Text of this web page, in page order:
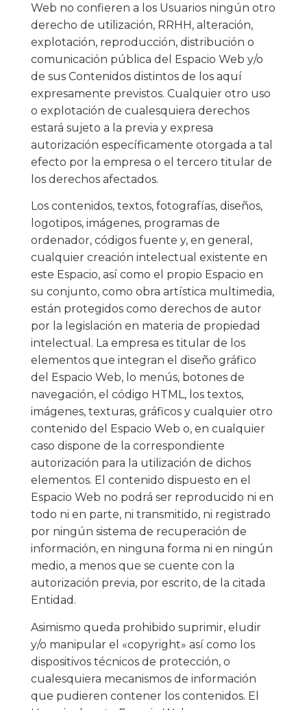
Web no confieren a los Usuarios ningún otro
derecho de utilización, RRHH, alteración,
explotación, reproducción, distribución o
comunicación pública del Espacio Web y/o
de sus Contenidos distintos de los aquí
expresamente previstos. Cualquier otro uso
o explotación de cualesquiera derechos
estará sujeto a la previa y expresa
autorización específicamente otorgada a tal
efecto por la empresa o el tercero titular de
los derechos afectados.
Los contenidos, textos, fotografías, diseños,
logotipos, imágenes, programas de
ordenador, códigos fuente y, en general,
cualquier creación intelectual existente en
este Espacio, así como el propio Espacio en
su conjunto, como obra artística multimedia,
están protegidos como derechos de autor
por la legislación en materia de propiedad
intelectual. La empresa es titular de los
elementos que integran el diseño gráfico
del Espacio Web, lo menús, botones de
navegación, el código HTML, los textos,
imágenes, texturas, gráficos y cualquier otro
contenido del Espacio Web o, en cualquier
caso dispone de la correspondiente
autorización para la utilización de dichos
elementos. El contenido dispuesto en el
Espacio Web no podrá ser reproducido ni en
todo ni en parte, ni transmitido, ni registrado
por ningún sistema de recuperación de
información, en ninguna forma ni en ningún
medio, a menos que se cuente con la
autorización previa, por escrito, de la citada
Entidad.
Asimismo queda prohibido suprimir, eludir
y/o manipular el «copyright» así como los
dispositivos técnicos de protección, o
cualesquiera mecanismos de información
que pudieren contener los contenidos. El